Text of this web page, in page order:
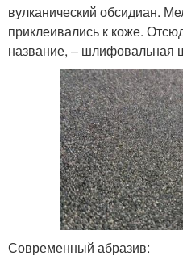
вулканический обсидиан.
приклеивались к коже.
название, – шлифовальная
Современный абразив: